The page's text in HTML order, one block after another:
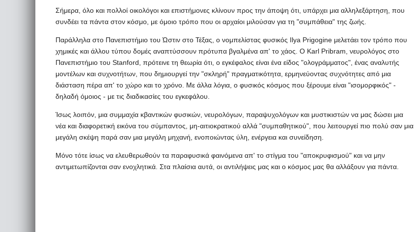
Σήμερα, όλο και πολλοί οικολόγοι και επιστήμονες κλίνουν προς την άποψη ότι, υπάρχει μια αλληλεξάρτηση, που
συνδέει τα πάντα στον κόσμο, με όμοιο τρόπο που οι αρχαίοι μιλούσαν για τη "συμπάθεια" της ζωής.
Παράλληλα στο Πανεπιστήμιο του Ώστιν στο Τέξας, ο νομπελίστας φυσικός Ilya Prigogine μελετάει τον τρόπο που
χημικές και άλλου τύπου δομές αναπτύσσουν πρότυπα βγαλμένα απ' το χάος. Ο Karl Pribram, νευρολόγος στο
Πανεπιστήμιο του Stanford, πρότεινε τη θεωρία ότι, ο εγκέφαλος είναι ένα είδος "ολογράμματος", ένας αναλυτής
μοντέλων και συχνοτήτων, που δημιουργεί την "σκληρή" πραγματικότητα, ερμηνεύοντας συχνότητες από μια
διάσταση πέρα απ' το χώρο και το χρόνο. Με άλλα λόγια, ο φυσικός κόσμος που ξέρουμε είναι "ισομορφικός" -
δηλαδή όμοιος - με τις διαδικασίες του εγκεφάλου.
Ίσως λοιπόν, μια συμμαχία κβαντικών φυσικών, νευρολόγων, παραψυχολόγων και μυστικιστών να μας δώσει μια
νέα και διαφορετική εικόνα του σύμπαντος, μη-αιτιοκρατικού αλλά "συμπαθητικού", που λειτουργεί πιο πολύ σαν μια
μεγάλη σκέψη παρά σαν μια μεγάλη μηχανή, ενοποιώντας ύλη, ενέργεια και συνείδηση.
Μόνο τότε ίσως να ελευθερωθούν τα παραφυσικά φαινόμενα απ' το στίγμα του "αποκρυφισμού" και να μην
αντιμετωπίζονται σαν ενοχλητικά. Στα πλαίσια αυτά, οι αντιλήψεις μας και ο κόσμος μας θα αλλάξουν για πάντα.